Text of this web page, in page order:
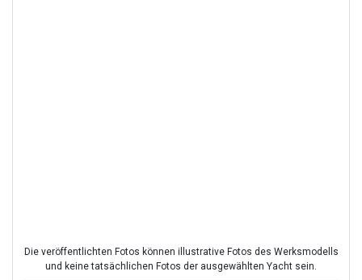
Die veröffentlichten Fotos können illustrative Fotos des Werksmodells
und keine tatsächlichen Fotos der ausgewählten Yacht sein.